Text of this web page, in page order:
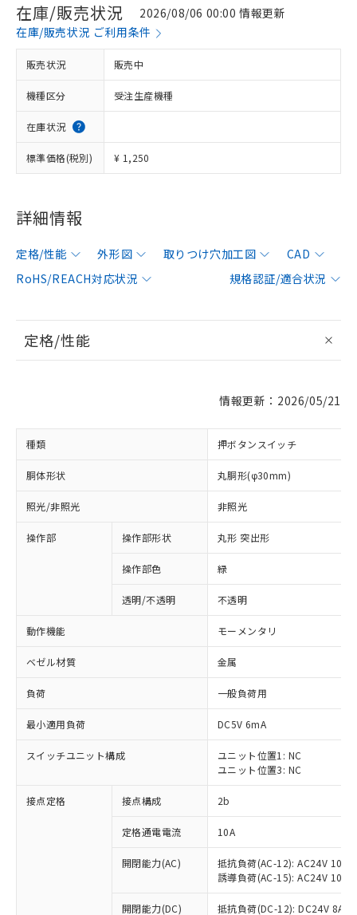
在庫/販売状況
2026/08/06 00:00 情報更新
在庫/販売状況 ご利用条件
販売状況 販売中
機種区分 受注生産機種
在庫状況
標準価格(税別) ¥ 1,250
詳細情報
定格/性能 外形図 取りつけ穴加工図
CAD
RoHS/REACH対応状況
規格認証/適合状況
定格/性能
情報更新：2026/05/21
種類 押ボタンスイッチ
胴体形状 丸胴形(φ30mm)
照光/非照光 非照光
操作部 操作部形状 丸形 突出形
操作部色 緑
透明/不透明 不透明
動作機能 モーメンタリ
ベゼル材質 金属
負荷 一般負荷用
最小適用負荷 DC5V 6mA
スイッチユニット構成
ユニット位置1: NC
ユニット位置3: NC
接点定格 接点構成 2b
定格通電電流 10A
開閉能力(AC)
抵抗負荷(AC-12): AC24V 10A/
誘導負荷(AC-15): AC24V
開閉能力(DC) 抵抗負荷(DC-12): DC24V 8A/
ご利用条件
※1 対応状況
対応済み：EU RoHS指令（10物質）の
非含有に対応した製品が提供可能な商品で
対応予定：EU RoHS指令（10物質）の非含
有に対応した製品に切り替える予定のある